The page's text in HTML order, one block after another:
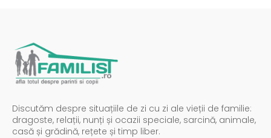
Discutăm despre situațiile de zi cu zi ale vieții de familie:
dragoste, relații, nunți și ocazii speciale, sarcină, animale,
casă și grădină, rețete și timp liber.